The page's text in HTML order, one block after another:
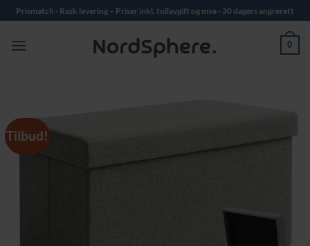
Skip
to
content
Prismatch - Rask levering – Priser inkl. tollavgift og mva - 30 dagers angrerett
0
Tilbud!